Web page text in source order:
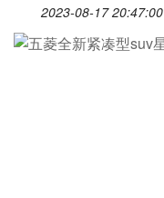
2023-08-17 20:47:00